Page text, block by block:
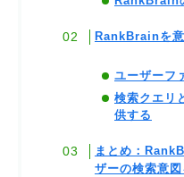
RankBrainを
ユーザーフ
検索クエリ
供する
まとめ：
ザーの検索意